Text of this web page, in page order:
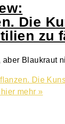
Die
zu
aber Blaukraut
Die
hier mehr »